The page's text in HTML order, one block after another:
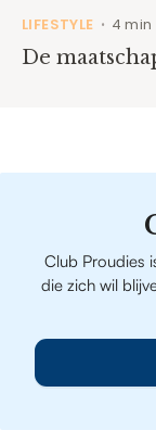
LIFESTYLE • 4 min
De
Club Proudies
die zich wil